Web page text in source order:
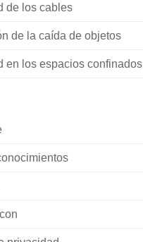
de los cables
de la caída de objetos
en los espacios confinados